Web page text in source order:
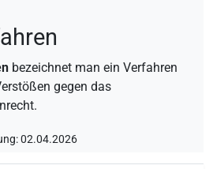
bezeichnet man ein Verfahren
gegen das
02.04.2026